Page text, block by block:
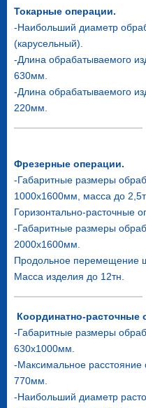
Токарные операции.
-Наибольший диаметр
(карусельный).
-Длина обрабатываемого
630мм.
-Длина обрабатываемого
220мм.
Фрезерные операции.
-Габаритные размеры
1000х1600мм, масса до
Горизонтально-расточные
-Габаритные размеры
2000х1600мм.
Продольное перемещение
Масса изделия до 12тн.
Координатно-расточные
-Габаритные размеры
630х1000мм.
-Максимальное расстояние
770мм.
-Наибольший диаметр